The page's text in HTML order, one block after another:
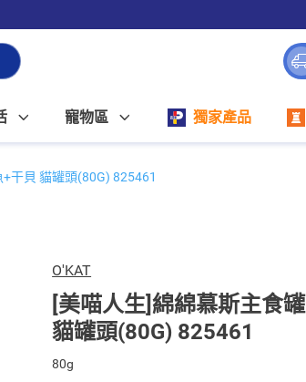
寵物區 獨家產品
干貝 貓罐頭(80G) 825461
O'KAT
[美喵人生]綿綿慕斯主食
貓罐頭(80G) 825461
80g